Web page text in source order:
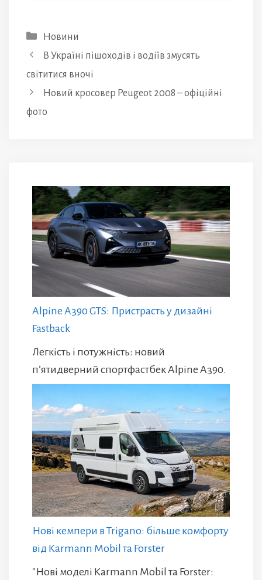
Категорії
Новини
В Україні пішоходів і водіїв змусять
світитися вночі
Новий кросовер Peugeot 2008 – офіційні
фото
Alpine A390 GTS: Пристрасть у дизайні
Fastback
Легкість і потужність: новий
п’ятидверний спортфастбек Alpine A390.
Нові кемпери в Trigano: більше комфорту
від Karmann Mobil та Forster
"Нові моделі Karmann Mobil та Forster: